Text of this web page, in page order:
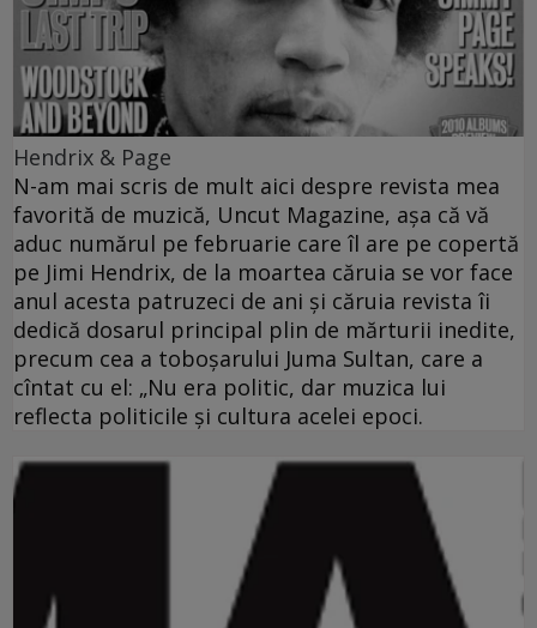
Hendrix & Page
N-am mai scris de mult aici despre revista mea
favorită de muzică, Uncut Magazine, aşa că vă
aduc numărul pe februarie care îl are pe copertă
pe Jimi Hendrix, de la moartea căruia se vor face
anul acesta patruzeci de ani şi căruia revista îi
dedică dosarul principal plin de mărturii inedite,
precum cea a toboşarului Juma Sultan, care a
cîntat cu el: „Nu era politic, dar muzica lui
reflecta politicile şi cultura acelei epoci.